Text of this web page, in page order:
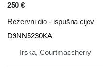
250 €
Rezervni dio - ispušna cijev
D9NN5230KA
Irska, Courtmacsherry